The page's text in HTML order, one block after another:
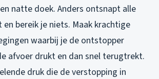
natte doek. Anders ontsnapt alle
en bereik je niets. Maak krachtige
waarbij je de ontstopper
afvoer drukt en dan snel terugtrekt.
druk die de verstopping in